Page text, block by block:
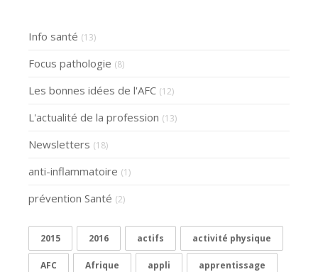
Info santé (13)
Focus pathologie (8)
Les bonnes idées de l'AFC (12)
L'actualité de la profession (13)
Newsletters (18)
anti-inflammatoire (1)
prévention Santé (2)
2015 2016 actifs activité physique
AFC Afrique appli apprentissage